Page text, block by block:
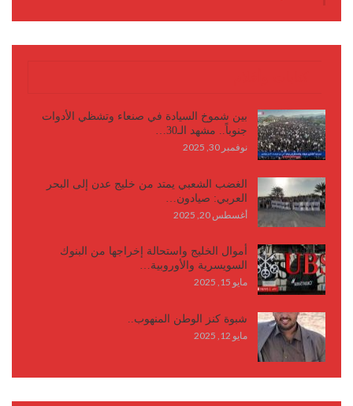
بين شموخ السيادة في صنعاء وتشظي الأدوات
جنوباً.. مشهد الـ30…
نوفمبر 30, 2025
الغضب الشعبي يمتد من خليج عدن إلى البحر
العربي: صيادون…
أغسطس 20, 2025
أموال الخليج واستحالة إخراجها من البنوك
السويسرية والأوروبية…
مايو 15, 2025
شبوة كنز الوطن المنهوب..
مايو 12, 2025